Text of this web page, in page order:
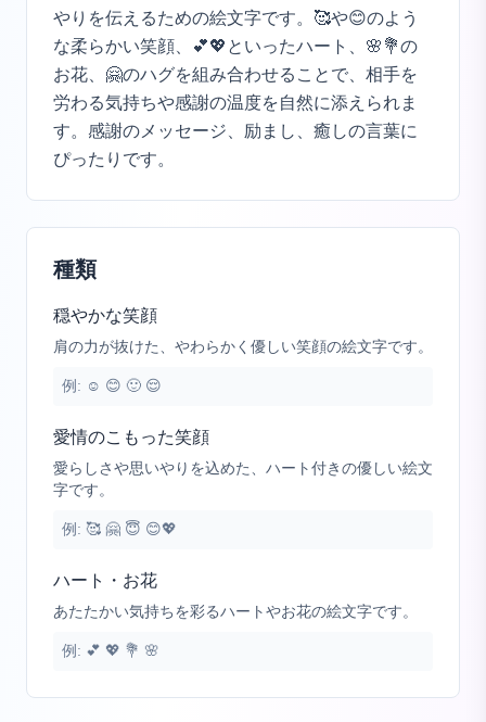
やりを伝えるための絵文字です。🥰や😊のよう
な柔らかい笑顔、💕💖といったハート、🌸💐の
お花、🤗のハグを組み合わせることで、相手を
労わる気持ちや感謝の温度を自然に添えられま
す。感謝のメッセージ、励まし、癒しの言葉に
ぴったりです。
種類
穏やかな笑顔
肩の力が抜けた、やわらかく優しい笑顔の絵文字です。
例: ☺️ 😊 🙂 😌
愛情のこもった笑顔
愛らしさや思いやりを込めた、ハート付きの優しい絵文
字です。
例: 🥰 🤗 😇 😊💖
ハート・お花
あたたかい気持ちを彩るハートやお花の絵文字です。
例: 💕 💖 💐 🌸